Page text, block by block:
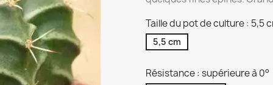
Taille du pot de culture : 5,5
5,5 cm
Résistance : supérieure à 0°